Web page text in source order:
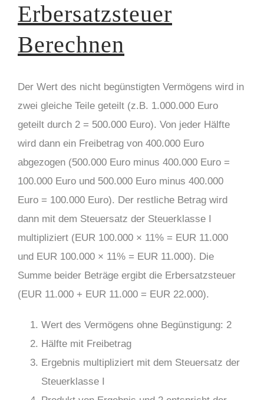
Erbersatzsteuer
Berechnen
Der Wert des nicht begünstigten Vermögens wird in
zwei gleiche Teile geteilt (z.B. 1.000.000 Euro
geteilt durch 2 = 500.000 Euro). Von jeder Hälfte
wird dann ein Freibetrag von 400.000 Euro
abgezogen (500.000 Euro minus 400.000 Euro =
100.000 Euro und 500.000 Euro minus 400.000
Euro = 100.000 Euro). Der restliche Betrag wird
dann mit dem Steuersatz der Steuerklasse I
multipliziert (EUR 100.000 × 11% = EUR 11.000
und EUR 100.000 × 11% = EUR 11.000). Die
Summe beider Beträge ergibt die Erbersatzsteuer
(EUR 11.000 + EUR 11.000 = EUR 22.000).
Wert des Vermögens ohne Begünstigung: 2
Hälfte mit Freibetrag
Ergebnis multipliziert mit dem Steuersatz der
Steuerklasse I